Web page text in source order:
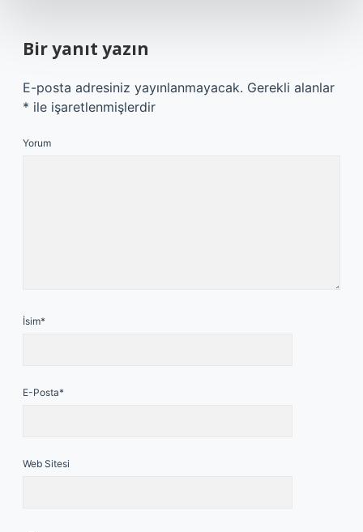
Bir yanıt yazın
E-posta adresiniz yayınlanmayacak. Gerekli alanlar
* ile işaretlenmişlerdir
Yorum
İsim*
E-Posta*
Web Sitesi